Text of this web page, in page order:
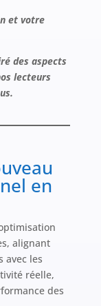
et votre
des aspects
lecteurs
en
alignant
avec les
réelle,
des